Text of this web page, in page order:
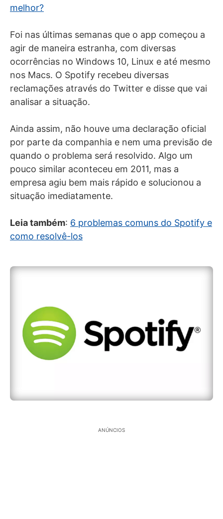
melhor?
Foi nas últimas semanas que o app começou a
agir de maneira estranha, com diversas
ocorrências no Windows 10, Linux e até mesmo
nos Macs. O Spotify recebeu diversas
reclamações através do Twitter e disse que vai
analisar a situação.
Ainda assim, não houve uma declaração oficial
por parte da companhia e nem uma previsão de
quando o problema será resolvido. Algo um
pouco similar aconteceu em 2011, mas a
empresa agiu bem mais rápido e solucionou a
situação imediatamente.
Leia também: 6 problemas comuns do Spotify e
como resolvê-los
ANÚNCIOS